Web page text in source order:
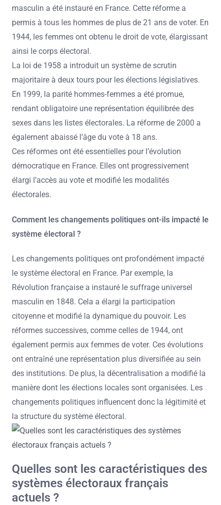
masculin a été instauré en France. Cette réforme a
permis à tous les hommes de plus de 21 ans de voter. En
1944, les femmes ont obtenu le droit de vote, élargissant
ainsi le corps électoral.
La loi de 1958 a introduit un système de scrutin
majoritaire à deux tours pour les élections législatives.
En 1999, la parité hommes-femmes a été promue,
rendant obligatoire une représentation équilibrée des
sexes dans les listes électorales. La réforme de 2000 a
également abaissé l’âge du vote à 18 ans.
Ces réformes ont été essentielles pour l’évolution
démocratique en France. Elles ont progressivement
élargi l’accès au vote et modifié les modalités
électorales.
Comment les changements politiques ont-ils impacté le
système électoral ?
Les changements politiques ont profondément impacté
le système électoral en France. Par exemple, la
Révolution française a instauré le suffrage universel
masculin en 1848. Cela a élargi la participation
citoyenne et modifié la dynamique du pouvoir. Les
réformes successives, comme celles de 1944, ont
également permis aux femmes de voter. Ces évolutions
ont entraîné une représentation plus diversifiée au sein
des institutions. De plus, la décentralisation a modifié la
manière dont les élections locales sont organisées. Les
changements politiques influencent donc la légitimité et
la structure du système électoral.
Quelles sont les caractéristiques des
systèmes électoraux français
actuels ?